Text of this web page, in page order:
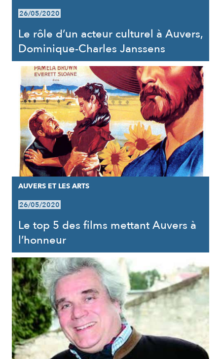
26/05/2020
Le rôle d’un acteur culturel à Auvers,
Dominique-Charles Janssens
AUVERS ET LES ARTS
26/05/2020
Le top 5 des films mettant Auvers à
l’honneur